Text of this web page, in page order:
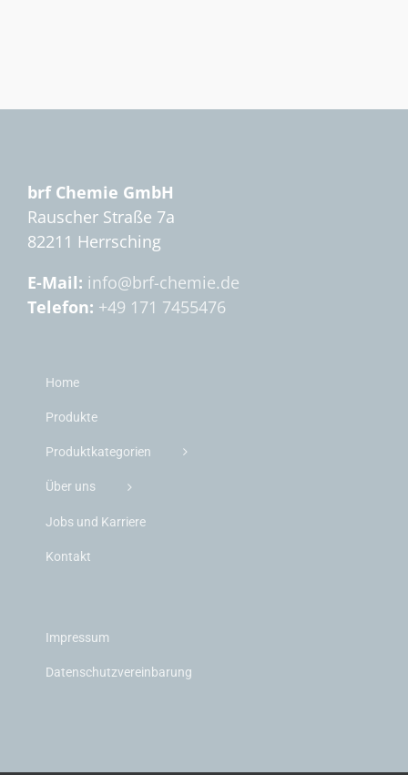
brf Chemie GmbH
Rauscher Straße 7a
82211 Herrsching
E-Mail: info@brf-chemie.de
Telefon: +49 171 7455476
Home
Produkte
Produktkategorien
Über uns
Jobs und Karriere
Kontakt
Impressum
Datenschutzvereinbarung